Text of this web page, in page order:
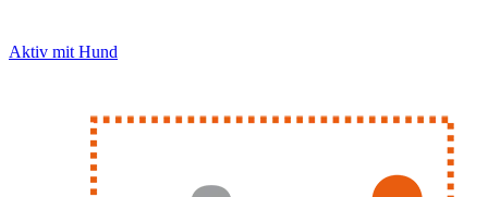
Aktiv mit Hund